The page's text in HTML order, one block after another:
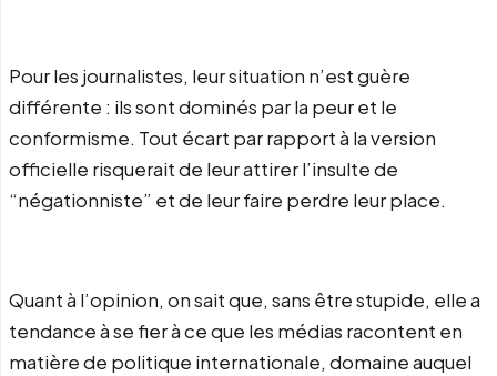
Pour les journalistes, leur situation n’est guère
différente : ils sont dominés par la peur et le
conformisme. Tout écart par rapport à la version
officielle risquerait de leur attirer l’insulte de
“négationniste” et de leur faire perdre leur place.
Quant à l’opinion, on sait que, sans être stupide, elle a
tendance à se fier à ce que les médias racontent en
matière de politique internationale, domaine auquel